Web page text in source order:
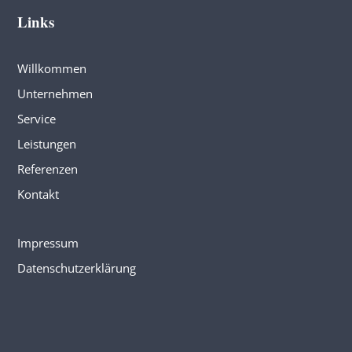
Links
Willkommen
Unternehmen
Service
Leistungen
Referenzen
Kontakt
Impressum
Datenschutzerklärung